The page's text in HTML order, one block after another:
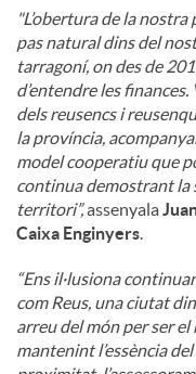
"L’obertura de la
pas natural dins del
tarragoní, on des de
d’entendre les
dels reusencs i
la província,
model cooperatiu que
continua demostrant la
territori”,assenyala
Caixa Enginyers.
“Ens il·lusiona
com Reus, una ciutat
arreu del món per ser
mantenint l’essència